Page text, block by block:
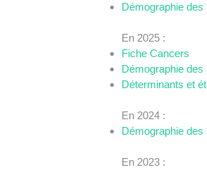
Démographie
En 2025 :
Fiche Cancers
Démographie
Déterminants et
En 2024 :
Démographie
En 2023 :